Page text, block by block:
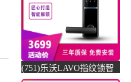
(751)乐沃LAVO指纹锁智